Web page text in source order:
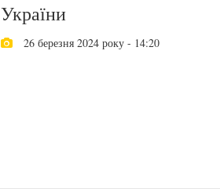
України
26 березня 2024 року - 14:20